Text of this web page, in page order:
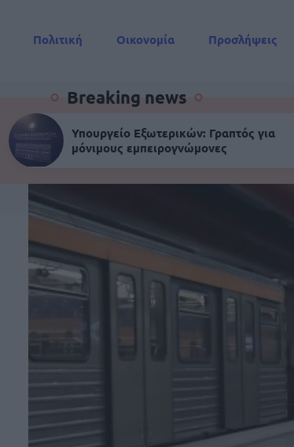
Πολιτική Οικονομία Προσλήψεις
Breaking news
Υπουργείο Εξωτερικών: Γραπτός για
μόνιμους εμπειρογνώμονες